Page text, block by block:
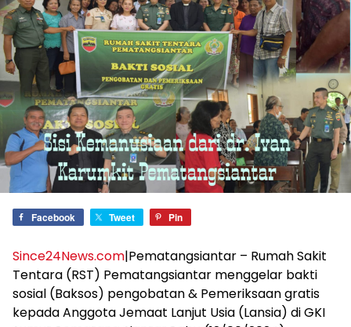
Facebook Tweet Pin
Since24News.com|Pematangsiantar – Rumah Sakit
Tentara (RST) Pematangsiantar menggelar bakti
sosial (Baksos) pengobatan & Pemeriksaan gratis
kepada Anggota Jemaat Lanjut Usia (Lansia) di GKI